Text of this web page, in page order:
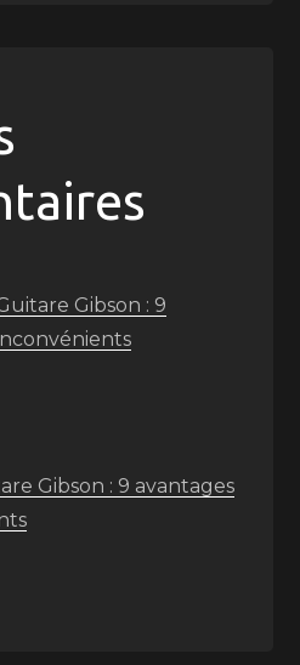
Gibson : 9
Gibson : 9 avantages